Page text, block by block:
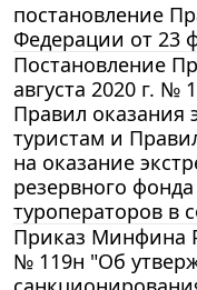
постановление
Федерации от 23
Постановление
августа 2020 г. №
Правил оказания
туристам и
на оказание
резервного
туроператоров в
Приказ Минфина
№ 119н "Об